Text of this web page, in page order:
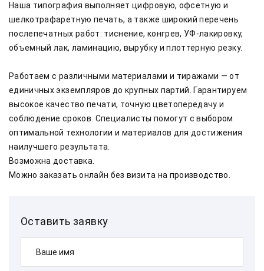
Наша типография выполняет цифровую, офсетную и
шелкотрафаретную печать, а также широкий перечень
послепечатных работ: тиснение, конгрев, УФ-лакировку,
объемный лак, ламинацию, вырубку и плоттерную резку.
Работаем с различными материалами и тиражами — от
единичных экземпляров до крупных партий. Гарантируем
высокое качество печати, точную цветопередачу и
соблюдение сроков. Специалисты помогут с выбором
оптимальной технологии и материалов для достижения
наилучшего результата.
Возможна доставка.
Можно заказать онлайн без визита на производство.
Оставить заявку
Ваше имя